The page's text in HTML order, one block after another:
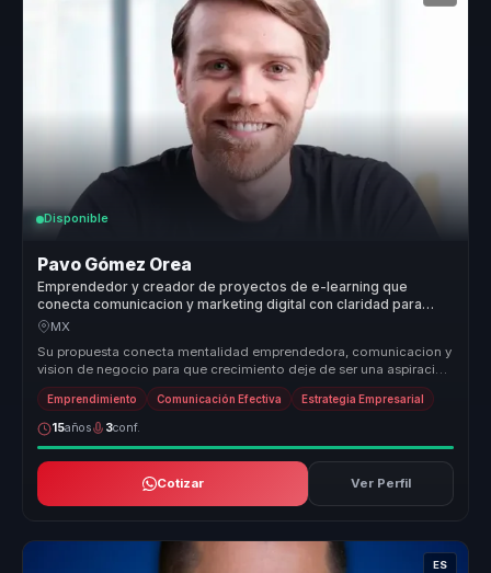
Disponible
Pavo Gómez Orea
Emprendedor y creador de proyectos de e-learning que
conecta comunicacion y marketing digital con claridad para
empresas.
MX
Su propuesta conecta mentalidad emprendedora, comunicacion y
vision de negocio para que crecimiento deje de ser una aspiracion
abstracta....
Emprendimiento Comunicación Efectiva Estrategia Empresarial
15años 3conf.
Cotizar Ver Perfil
ES